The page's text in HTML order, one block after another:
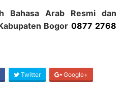
Bahasa Arab Resmi dan
Bogor 0877 2768
Twitter Google+